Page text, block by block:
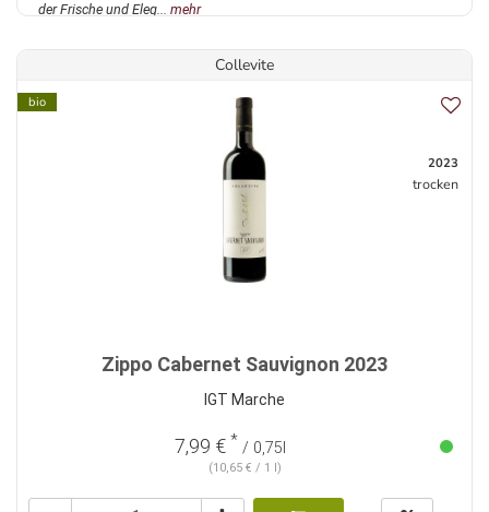
der Frische und Eleg... mehr
Collevite
bio
2023
trocken
Zippo Cabernet Sauvignon 2023
IGT Marche
7,99 € * / 0,75l
(10,65 € / 1 l)